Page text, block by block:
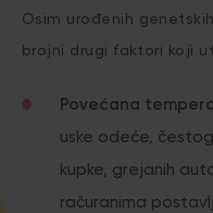
Osim urođenih
brojni drugi faktori koji
Povećana
uske odeće,
kupke, grejanih
račuranima